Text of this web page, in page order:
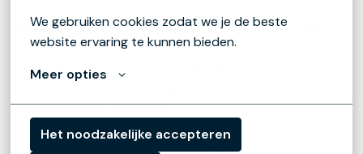
We gebruiken cookies zodat we je de beste
website ervaring te kunnen bieden.
Meer opties
Het noodzakelijke accepteren
Krachtige samenwerking: Als onderdeel van Kader
Group werk je samen met collega’s uit verschillende
expertises. Onze geïntegreerde aanpak zorgt ervoor
van advies tot uitvoering.
Persoonlijke groei: Ontwikkeling staat bij ons